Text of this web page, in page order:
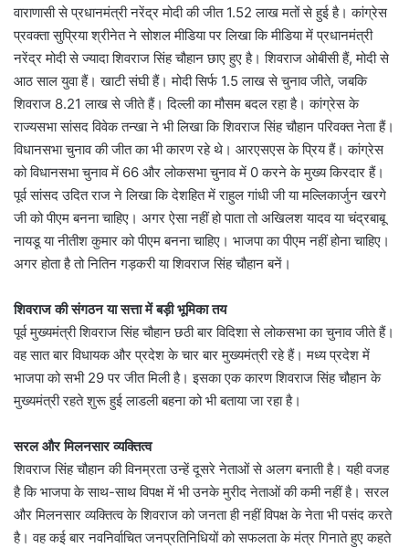
वाराणासी से प्रधानमंत्री नरेंद्र मोदी की जीत 1.52 लाख मतों से हुई है। कांग्रेस
प्रवक्ता सुप्रिया श्रीनेत ने सोशल मीडिया पर लिखा कि मीडिया में प्रधानमंत्री
नरेंद्र मोदी से ज्यादा शिवराज सिंह चौहान छाए हुए है। शिवराज ओबीसी हैं, मोदी से
आठ साल युवा हैं। खाटी संघी हैं। मोदी सिर्फ 1.5 लाख से चुनाव जीते, जबकि
शिवराज 8.21 लाख से जीते हैं। दिल्ली का मौसम बदल रहा है। कांग्रेस के
राज्यसभा सांसद विवेक तन्खा ने भी लिखा कि शिवराज सिंह चौहान परिवक्त नेता हैं।
विधानसभा चुनाव की जीत का भी कारण रहे थे। आरएसएस के प्रिय हैं। कांग्रेस
को विधानसभा चुनाव में 66 और लोकसभा चुनाव में 0 करने के मुख्य किरदार हैं।
पूर्व सांसद उदित राज ने लिखा कि देशहित में राहुल गांधी जी या मल्लिकार्जुन खरगे
जी को पीएम बनना चाहिए। अगर ऐसा नहीं हो पाता तो अखिलश यादव या चंद्रबाबू
नायडू या नीतीश कुमार को पीएम बनना चाहिए। भाजपा का पीएम नहीं होना चाहिए।
अगर होता है तो नितिन गड़करी या शिवराज सिंह चौहान बनें।
शिवराज की संगठन या सत्ता में बड़ी भूमिका तय
पूर्व मुख्यमंत्री शिवराज सिंह चौहान छठी बार विदिशा से लोकसभा का चुनाव जीते हैं।
वह सात बार विधायक और प्रदेश के चार बार मुख्यमंत्री रहे हैं। मध्य प्रदेश में
भाजपा को सभी 29 पर जीत मिली है। इसका एक कारण शिवराज सिंह चौहान के
मुख्यमंत्री रहते शुरू हुई लाडली बहना को भी बताया जा रहा है।
सरल और मिलनसार व्यक्तित्व
शिवराज सिंह चौहान की विनम्रता उन्हें दूसरे नेताओं से अलग बनाती है। यही वजह
है कि भाजपा के साथ-साथ विपक्ष में भी उनके मुरीद नेताओं की कमी नहीं है। सरल
और मिलनसार व्यक्तित्व के शिवराज को जनता ही नहीं विपक्ष के नेता भी पसंद करते
है। वह कई बार नवनिर्वाचित जनप्रतिनिधियों को सफलता के मंत्र गिनाते हुए कहते